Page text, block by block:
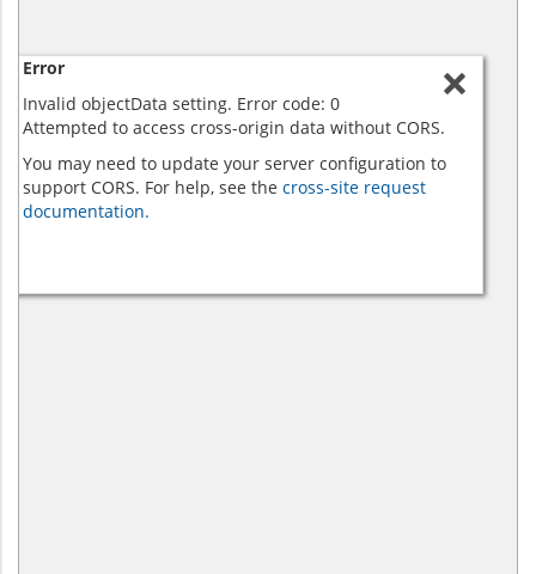
Error
Invalid objectData setting. Error code: 0
Attempted to access cross-origin data without CORS.
You may need to update your server configuration to
support CORS. For help, see the cross-site request
documentation.